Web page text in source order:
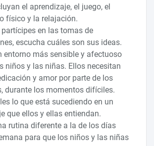
el aprendizaje, el juego, el
físico y la relajación.
en las tomas de
escucha cuáles son sus ideas.
entorno más sensible y afectuoso
niños y las niñas. Ellos necesitan
y amor por parte de los
durante los momentos difíciles.
lo que está sucediendo en un
que ellos y ellas entiendan.
rutina diferente a la de los días
para que los niños y las niñas